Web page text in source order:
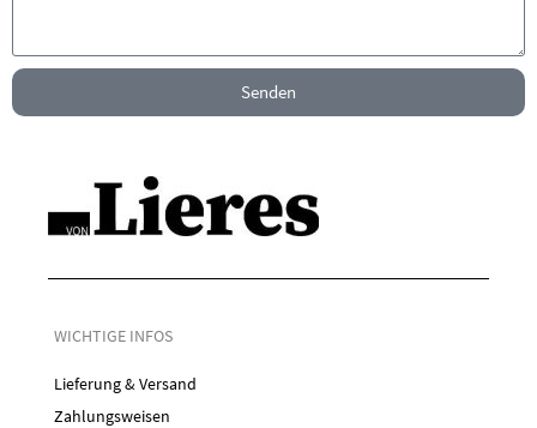
Senden
WICHTIGE INFOS
Lieferung & Versand
Zahlungsweisen